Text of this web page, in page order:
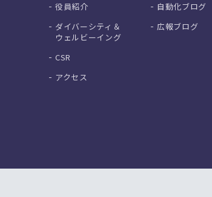
役員紹介
ダイバーシティ＆
ウェルビーイング
CSR
アクセス
自動化ブログ
広報ブログ